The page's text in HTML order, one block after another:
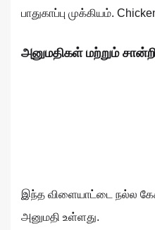
பாதுகாப்பு முக்கியம்.
அனுமதிகள் மற்றும்
இந்த விளையாட்டை நல்ல
அனுமதி உள்ளது.